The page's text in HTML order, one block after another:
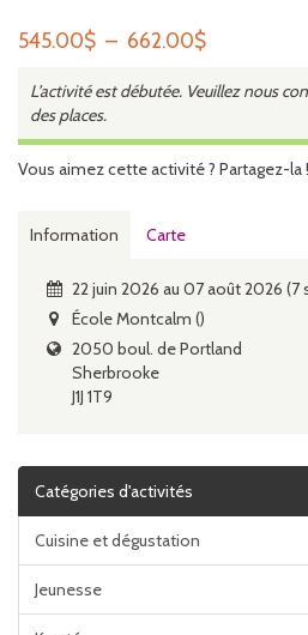
545.00$ – 662.00$Plage
prix :
à
L’activité est débutée. Veuillez nous
des places.
Vous aimez cette activité ? Partagez-la !
Information Carte
22 juin 2026 au 07 août 2026 (7
École Montcalm ()
2050 boul. de Portland
Sherbrooke
J1J 1T9
Catégories d'activités
Cuisine et dégustation
Jeunesse